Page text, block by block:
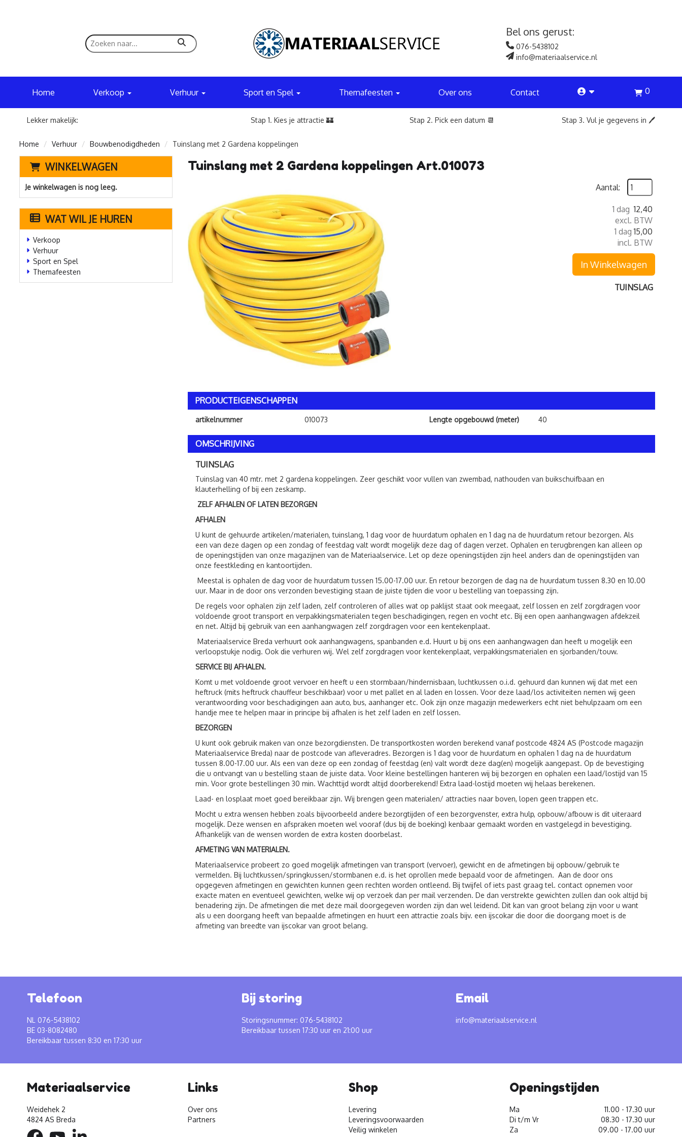
zoeken
Bel ons gerust:
076-5438102
info@materiaalservice.nl
Home Verkoop Verhuur Sport en Spel Themafeesten Over ons Contact account 0
Lekker makelijk: Stap 1. Kies je attractie 🏰 Stap 2. Pick een datum 📆 Stap 3. Vul je gegevens in 🖊️
Home Verhuur Bouwbenodigdheden Tuinslang met 2 Gardena koppelingen
WINKELWAGEN
Je winkelwagen is nog leeg.
WAT WIL JE HUREN
Verkoop
Verhuur
Sport en Spel
Themafeesten
Tuinslang met 2 Gardena koppelingen Art.010073
Aantal:
1 dag 12,40
excl. BTW
1 dag 15,00
incl. BTW
In Winkelwagen
TUINSLAG
PRODUCTEIGENSCHAPPEN
artikelnummer 010073 Lengte opgebouwd (meter) 40
OMSCHRIJVING
TUINSLAG
Tuinslag van 40 mtr. met 2 gardena koppelingen. Zeer geschikt voor vullen van zwembad, nathouden van buikschuifbaan en
klauterhelling of bij een zeskamp.
ZELF AFHALEN OF LATEN BEZORGEN
AFHALEN
U kunt de gehuurde artikelen/materialen, tuinslang, 1 dag voor de huurdatum ophalen en 1 dag na de huurdatum retour bezorgen. Als
een van deze dagen op een zondag of feestdag valt wordt mogelijk deze dag of dagen verzet. Ophalen en terugbrengen kan alleen op
de openingstijden van onze magazijnen van de Materiaalservice. Let op deze openingstijden zijn heel anders dan de openingstijden van
onze feestkleding en kantoortijden.
Meestal is ophalen de dag voor de huurdatum tussen 15.00-17.00 uur. En retour bezorgen de dag na de huurdatum tussen 8.30 en 10.00
uur. Maar in de door ons verzonden bevestiging staan de juiste tijden die voor u bestelling van toepassing zijn.
De regels voor ophalen zijn zelf laden, zelf controleren of alles wat op paklijst staat ook meegaat, zelf lossen en zelf zorgdragen voor
voldoende groot transport en verpakkingsmaterialen tegen beschadigingen, regen en vocht etc. Bij een open aanhangwagen afdekzeil
en net. Altijd bij gebruik van een aanhangwagen zelf zorgdragen voor een kentekenplaat.
Materiaalservice Breda verhuurt ook aanhangwagens, spanbanden e.d. Huurt u bij ons een aanhangwagen dan heeft u mogelijk een
verloopstukje nodig. Ook die verhuren wij. Wel zelf zorgdragen voor kentekenplaat, verpakkingsmaterialen en sjorbanden/touw.
SERVICE BIJ AFHALEN.
Komt u met voldoende groot vervoer en heeft u een stormbaan/hindernisbaan, luchtkussen o.i.d. gehuurd dan kunnen wij dat met een
heftruck (mits heftruck chauffeur beschikbaar) voor u met pallet en al laden en lossen. Voor deze laad/los activiteiten nemen wij geen
verantwoording voor beschadigingen aan auto, bus, aanhanger etc. Ook zijn onze magazijn medewerkers echt niet behulpzaam om een
handje mee te helpen maar in principe bij afhalen is het zelf laden en zelf lossen.
BEZORGEN
U kunt ook gebruik maken van onze bezorgdiensten. De transportkosten worden berekend vanaf postcode 4824 AS (Postcode magazijn
Materiaalservice Breda) naar de postcode van afleveradres. Bezorgen is 1 dag voor de huurdatum en ophalen 1 dag na de huurdatum
tussen 8.00-17.00 uur. Als een van deze op een zondag of feestdag (en) valt wordt deze dag(en) mogelijk aangepast. Op de bevestiging
die u ontvangt van u bestelling staan de juiste data. Voor kleine bestellingen hanteren wij bij bezorgen en ophalen een laad/lostijd van 15
min. Voor grote bestellingen 30 min. Wachttijd wordt altijd doorberekend! Extra laad-lostijd moeten wij helaas berekenen.
Laad- en losplaat moet goed bereikbaar zijn. Wij brengen geen materialen/ attracties naar boven, lopen geen trappen etc.
Mocht u extra wensen hebben zoals bijvoorbeeld andere bezorgtijden of een bezorgvenster, extra hulp, opbouw/afbouw is dit uiteraard
mogelijk. Deze wensen en afspraken moeten wel vooraf (dus bij de boeking) kenbaar gemaakt worden en vastgelegd in bevestiging.
Afhankelijk van de wensen worden de extra kosten doorbelast.
AFMETING VAN MATERIALEN.
Materiaalservice probeert zo goed mogelijk afmetingen van transport (vervoer), gewicht en de afmetingen bij opbouw/gebruik te
vermelden. Bij luchtkussen/springkussen/stormbanen e.d. is het oprollen mede bepaald voor de afmetingen. Aan de door ons
opgegeven afmetingen en gewichten kunnen geen rechten worden ontleend. Bij twijfel of iets past graag tel. contact opnemen voor
exacte maten en eventueel gewichten, welke wij op verzoek dan per mail verzenden. De dan verstrekte gewichten zullen dan ook altijd bij
benadering zijn. De afmetingen die met deze mail doorgegeven worden zijn dan wel leidend. Dit kan van groot belang zijn voor u want
als u een doorgang heeft van bepaalde afmetingen en huurt een attractie zoals bijv. een ijscokar die door die doorgang moet is de
afmeting van breedte van ijscokar van groot belang.
Telefoon
NL 076-5438102
BE 03-8082480
Bereikbaar tussen 8:30 en 17:30 uur
Bij storing
Storingsnummer: 076-5438102
Bereikbaar tussen 17:30 uur en 21:00 uur
Email
info@materiaalservice.nl
Materiaalservice
Weidehek 2
4824 AS Breda
Links
Over ons
Partners
Shop
Levering
Leveringsvoorwaarden
Veilig winkelen
Openingstijden
Ma
11.00 - 17.30 uur
Di t/m Vr
08.30 - 17.30 uur
Za
09.00 - 17.00 uur